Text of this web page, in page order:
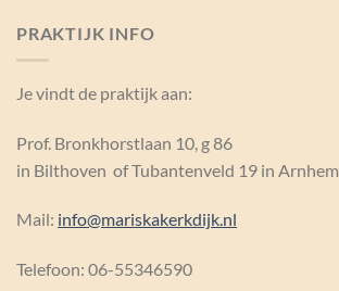
PRAKTIJK INFO
Je vindt de praktijk aan:
Prof. Bronkhorstlaan 10, g 86
in Bilthoven of Tubantenveld 19 in Arnhem
Mail: info@mariskakerkdijk.nl
Telefoon: 06-55346590